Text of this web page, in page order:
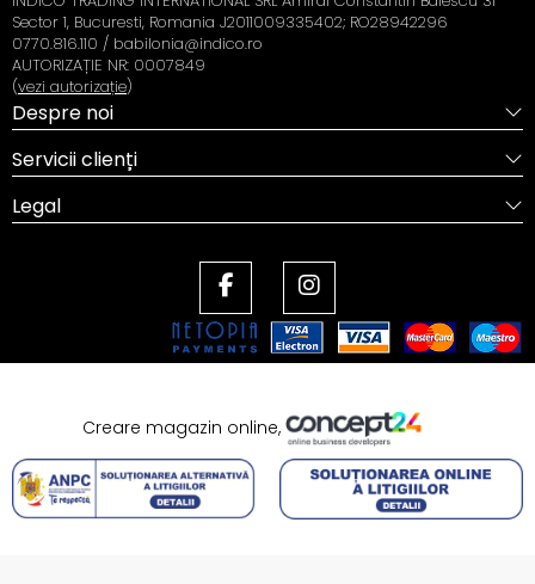
Sector 1, Bucuresti, Romania J2011009335402; RO28942296
0770.816.110 / babilonia@indico.ro
AUTORIZAȚIE NR: 0007849
(vezi autorizație)
Despre noi
Servicii clienți
Legal
Creare magazin online,